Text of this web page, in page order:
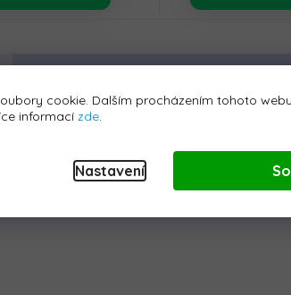
cookie. Dalším procházením tohoto
informací zde.
Nastavení
EVA kolech, která jsou tichá a
sedačky zekologické kůžes